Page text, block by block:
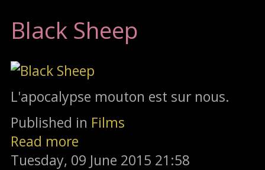
Black Sheep
L'apocalypse mouton est sur nous.
Published in Films
Read more
Tuesday, 09 June 2015 21:58